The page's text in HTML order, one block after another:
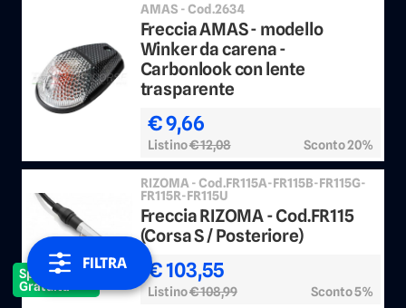
FILTRA
AMAS - Cod.2634
Freccia AMAS - modello
Winker da carena -
Carbonlook con lente
trasparente
€ 9,66
Listino€ 12,08 Sconto 20%
Spedizione
Gratuita
RIZOMA - Cod.FR115A-FR115B-FR115G-
FR115R-FR115U
Freccia RIZOMA - Cod.FR115
(Corsa S / Posteriore)
€ 103,55
Listino€ 108,99 Sconto 5%